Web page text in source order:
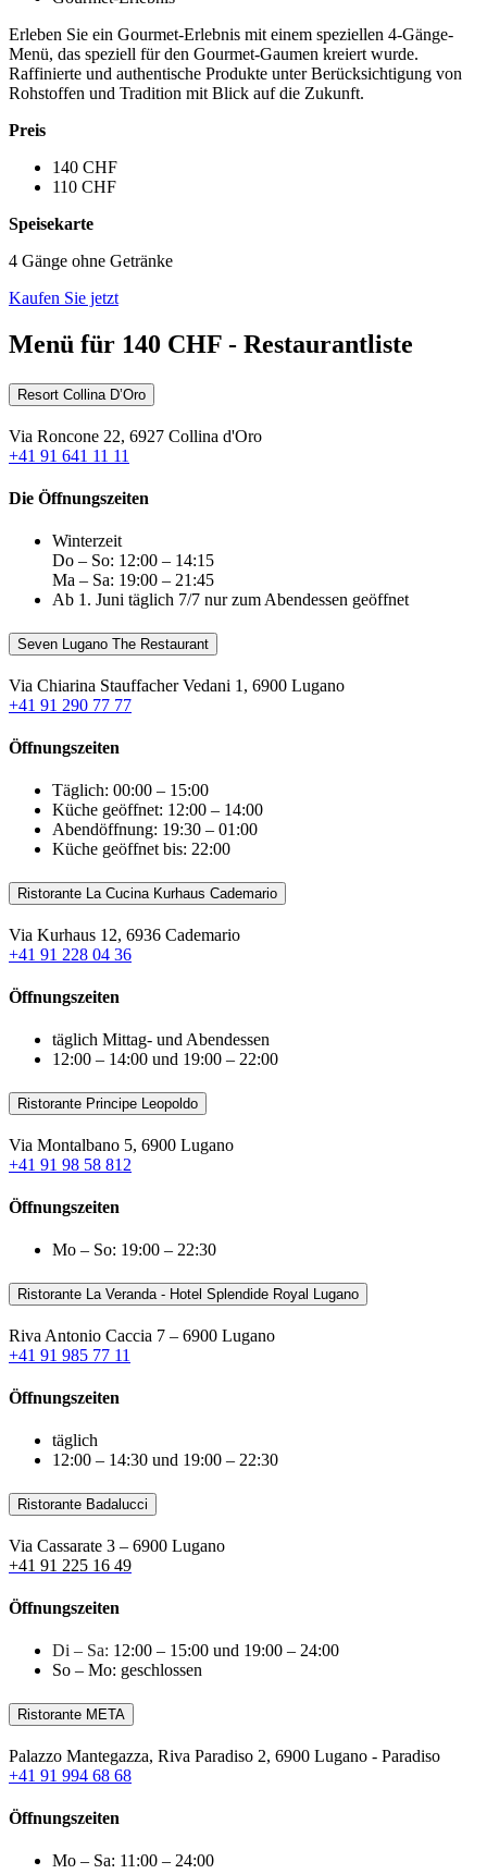
Erleben Sie ein Gourmet-Erlebnis mit einem speziellen 4-Gänge-
Menü, das speziell für den Gourmet-Gaumen kreiert wurde.
Raffinierte und authentische Produkte unter Berücksichtigung von
Rohstoffen und Tradition mit Blick auf die Zukunft.
Preis
140 CHF
110 CHF
Speisekarte
4 Gänge ohne Getränke
Kaufen Sie jetzt
Menü für 140 CHF - Restaurantliste
Resort Collina D’Oro
Via Roncone 22, 6927 Collina d'Oro
+41 91 641 11 11
Die Öffnungszeiten
Winterzeit
Do – So: 12:00 – 14:15
Ma – Sa: 19:00 – 21:45
Ab 1. Juni täglich 7/7 nur zum Abendessen geöffnet
Seven Lugano The Restaurant
Via Chiarina Stauffacher Vedani 1, 6900 Lugano
+41 91 290 77 77
Öffnungszeiten
Täglich: 00:00 – 15:00
Küche geöffnet: 12:00 – 14:00
Abendöffnung: 19:30 – 01:00
Küche geöffnet bis: 22:00
Ristorante La Cucina Kurhaus Cademario
Via Kurhaus 12, 6936 Cademario
+41 91 228 04 36
Öffnungszeiten
täglich Mittag- und Abendessen
12:00 – 14:00 und 19:00 – 22:00
Ristorante Principe Leopoldo
Via Montalbano 5, 6900 Lugano
+41 91 98 58 812
Öffnungszeiten
Mo – So: 19:00 – 22:30
Ristorante La Veranda - Hotel Splendide Royal Lugano
Riva Antonio Caccia 7 – 6900 Lugano
+41 91 985 77 11
Öffnungszeiten
täglich
12:00 – 14:30 und 19:00 – 22:30
Ristorante Badalucci
Via Cassarate 3 – 6900 Lugano
+41 91 225 16 49
Öffnungszeiten
Di – Sa: 12:00 – 15:00 und 19:00 – 24:00
So – Mo: geschlossen
Ristorante META
Palazzo Mantegazza, Riva Paradiso 2, 6900 Lugano - Paradiso
+41 91 994 68 68
Öffnungszeiten
Mo – Sa: 11:00 – 24:00